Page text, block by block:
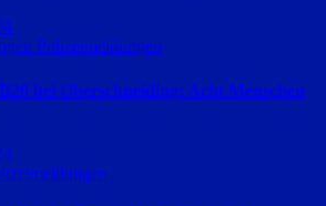
Polizeimeldungen
bei Oberschneiding: Acht Menschen